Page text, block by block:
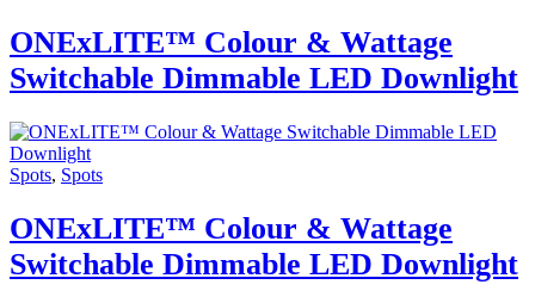
ONExLITE™ Colour & Wattage
Switchable Dimmable LED Downlight
Spots, Spots
ONExLITE™ Colour & Wattage
Switchable Dimmable LED Downlight